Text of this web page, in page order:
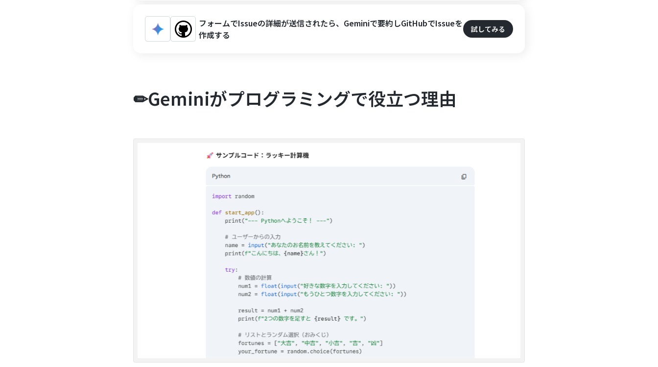
フォームでIssueの詳細が送信されたら、Geminiで要約しGitHubでIssueを
作成する
試してみる
✏Geminiがプログラミングで役立つ理由